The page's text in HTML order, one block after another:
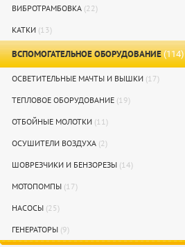
ВИБРОТРАМБОВКА (22)
КАТКИ (13)
ВСПОМОГАТЕЛЬНОЕ ОБОРУДОВАНИЕ(114)
ОСВЕТИТЕЛЬНЫЕ МАЧТЫ И ВЫШКИ (17)
ТЕПЛОВОЕ ОБОРУДОВАНИЕ (19)
ОТБОЙНЫЕ МОЛОТКИ (11)
ОСУШИТЕЛИ ВОЗДУХА (2)
ШОВРЕЗЧИКИ И БЕНЗОРЕЗЫ (14)
МОТОПОМПЫ (17)
НАСОСЫ (25)
ГЕНЕРАТОРЫ (9)